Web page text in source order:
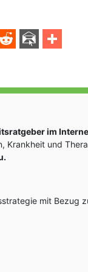
im
Krankheit und
mit Bezug